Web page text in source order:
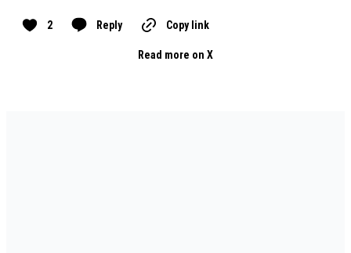
2 Reply Copy link
Read more on X